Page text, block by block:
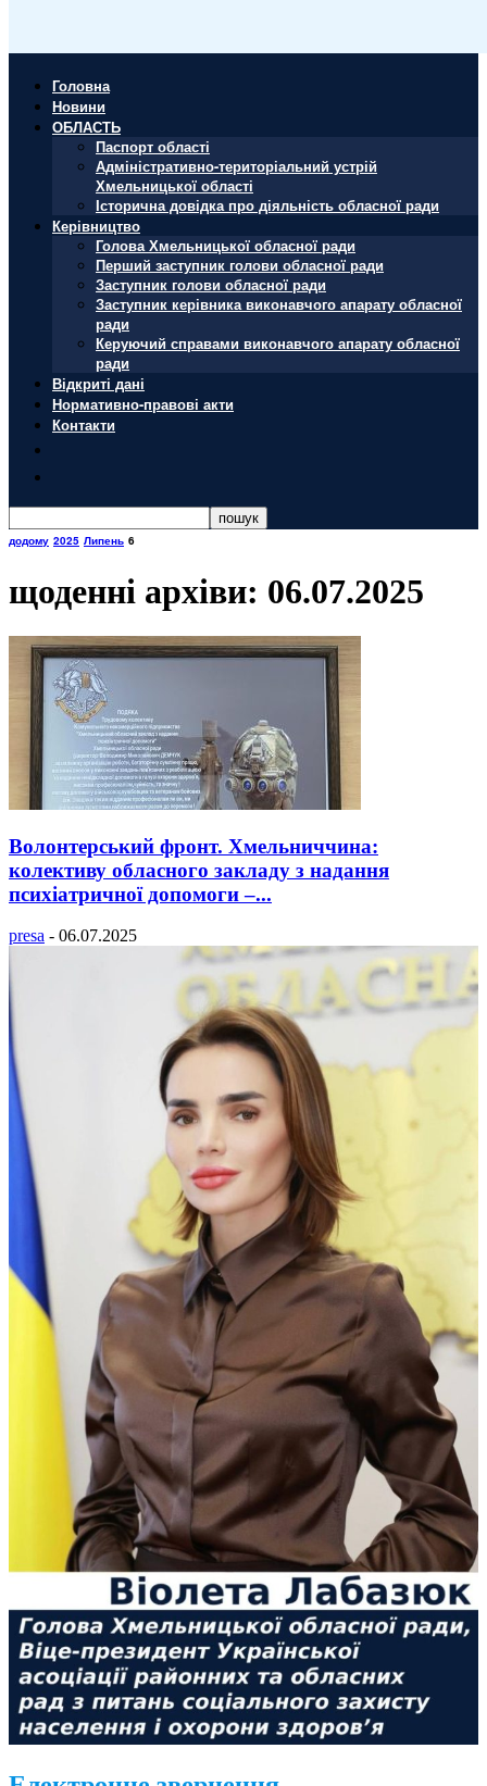
Головна
Новини
ОБЛАСТЬ
Паспорт області
Адміністративно-територіальний устрій
Хмельницької області
Історична довідка про діяльність обласної ради
Керівництво
Голова Хмельницької обласної ради
Перший заступник голови обласної ради
Заступник голови обласної ради
Заступник керівника виконавчого апарату обласної
ради
Керуючий справами виконавчого апарату обласної
ради
Відкриті дані
Нормативно-правові акти
Контакти
додому 2025 Липень 6
щоденні архіви: 06.07.2025
Волонтерський фронт. Хмельниччина:
колективу обласного закладу з надання
психіатричної допомоги –...
presa - 06.07.2025